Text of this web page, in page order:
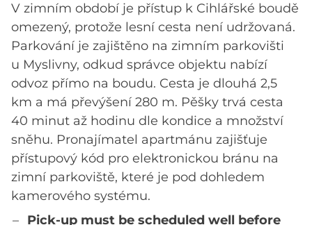
V zimním období je přístup k Cihlářské boudě
omezený, protože lesní cesta není udržovaná.
Parkování je zajištěno na zimním parkovišti
u Myslivny, odkud správce objektu nabízí
odvoz přímo na boudu. Cesta je dlouhá 2,5
km a má převýšení 280 m. Pěšky trvá cesta
40 minut až hodinu dle kondice a množství
sněhu. Pronajímatel apartmánu zajišťuje
přístupový kód pro elektronickou bránu na
zimní parkoviště, které je pod dohledem
kamerového systému.
Pick-up must be scheduled well before